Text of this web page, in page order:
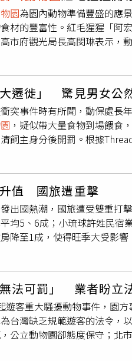
又會流露柔情的一面，會幫
回憶，仍深深刻在每位同仁
姊」帶來的笑容。壽山動物園
園為園內動物準備豐盛的應
材的豐富性。紅毛猩猩「阿
市府觀光局長高閔琳表示，
要一環，讓動物們動手也動
鏡頭的明星非紅毛猩猩「阿
媚眼，彷彿在用眼神告訴遊
樣逗趣可愛；長鼻浣熊更是
津津有味。（圖／高市觀光
」，並以黃槿葉盛裝增添儀
誇張地連盛裝的黃槿葉都吃
別的是，狐獴的月餅需要用
阿生」則收到用回收瓦楞紙
月餅。（圖／高市觀光局）
車直達園區，或利用鼓山二
請上壽山動物園臉書粉絲團
遷徙」 驚見男女公
突事件時有所聞，動保處長
，疑似帶大量食物到場餵食
飼主身分後開罰。根據
然是有一對男女，騎車到場
別人的困擾不自知，超傻眼
造成的問題就知道找哪兩個
告鼓山、旗山、美濃、大社
，同時也訂有「高雄市檢舉
行為人到局說明，違反規定
值 國旅遭重擊
出國熱潮，國旅遭受雙重打
均5、6成；小琉球許姓民
降至1成，使得旺季大受影
日攻略，涵蓋玩水、美食、
期免費入園，更加碼憑演唱
本規畫國旅的民眾轉向出國
去年同期成長約1成，因祭
繼開唱，剌激散客住房，有
旅館公會理事長高泉傑表示
蓮大地震影響時略有提升
法可罰」 業者盼立
遊客重大騷擾動物事件，園
台灣缺乏規範遊客的法令，
公立動物園卻態度保守；北
立動物園去年11月至今年2